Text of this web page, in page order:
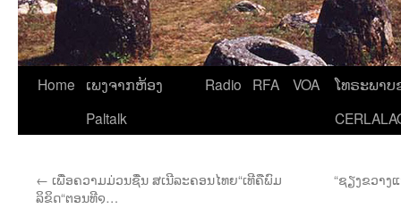
Home
ເພງຈາກຫ້ອງ
Paltalk
Radio RFA VOA
ໂທຣະພາບ
← ເພື່ອຄວາມມ່ວນຊື່ນ ສເນີລະຄອນໄທຍ“ເທີຄືພົມ
ລິຂິດ“ຕອນທີ໑…
“ຊຽງຂວາງ